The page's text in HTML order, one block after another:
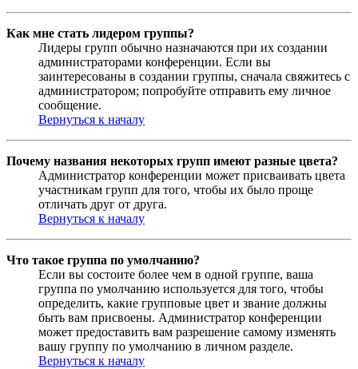
Как мне стать лидером группы?
Лидеры групп обычно назначаются при их создании
администраторами конференции. Если вы
заинтересованы в создании группы, сначала свяжитесь с
администратором; попробуйте отправить ему личное
сообщение.
Вернуться к началу
Почему названия некоторых групп имеют разные цвета?
Администратор конференции может присваивать цвета
участникам групп для того, чтобы их было проще
отличать друг от друга.
Вернуться к началу
Что такое группа по умолчанию?
Если вы состоите более чем в одной группе, ваша
группа по умолчанию используется для того, чтобы
определить, какие групповые цвет и звание должны
быть вам присвоены. Администратор конференции
может предоставить вам разрешение самому изменять
вашу группу по умолчанию в личном разделе.
Вернуться к началу